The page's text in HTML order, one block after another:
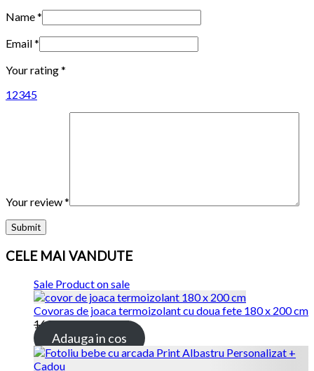
Name*
Email*
Your rating*
12345
Your review*
CELE MAI VANDUTE
Sale Product on sale
Covoras de joaca termoizolant cu doua fete 180 x 200 cm
169.00 lei115.00 lei
Adauga in cos